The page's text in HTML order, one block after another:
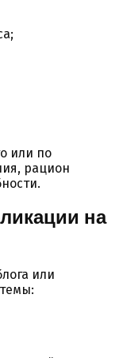
или по
рацион
на
или